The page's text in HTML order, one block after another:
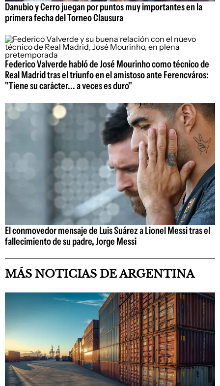
Danubio y Cerro juegan por puntos muy importantes en la
primera fecha del Torneo Clausura
Federico Valverde habló de José Mourinho como técnico de
Real Madrid tras el triunfo en el amistoso ante Ferencváros:
"Tiene su carácter... a veces es duro"
El conmovedor mensaje de Luis Suárez a Lionel Messi tras el
fallecimiento de su padre, Jorge Messi
MÁS NOTICIAS DE ARGENTINA